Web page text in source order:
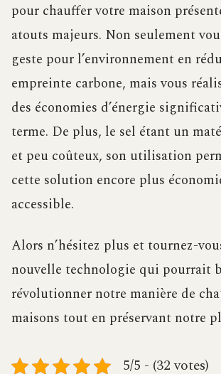
pour chauffer votre maison
atouts majeurs. Non seulement
geste pour l’environnement en
empreinte carbone, mais vous
des économies d’énergie
terme. De plus, le sel étant un
et peu coûteux, son utilisation
cette solution encore plus
accessible.
Alors n’hésitez plus et tournez-
nouvelle technologie qui pourrait
révolutionner notre manière de
maisons tout en préservant notre
5/5 - (32 votes)